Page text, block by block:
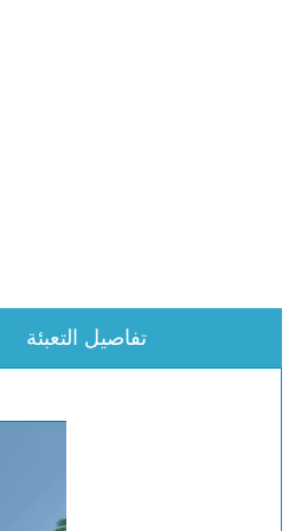
تفاصيل التعبئة